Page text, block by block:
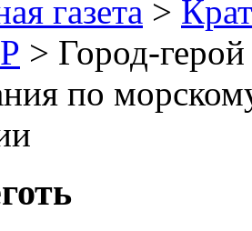
газета >
> Город-
по